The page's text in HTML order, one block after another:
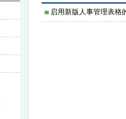
启用新版人事管理表格